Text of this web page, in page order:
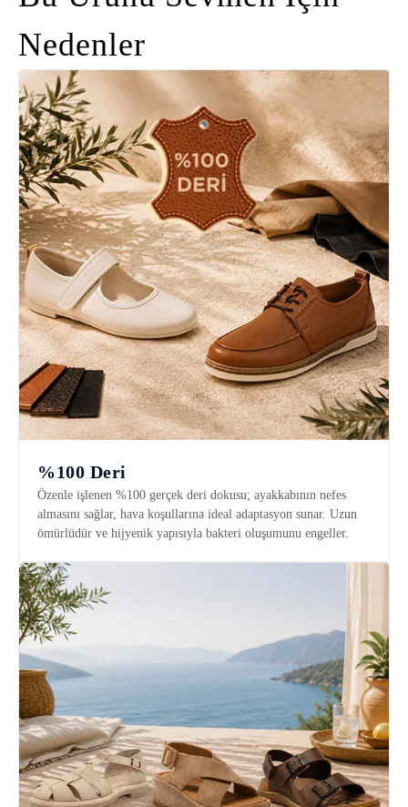
Nedenler
%100 Deri
Özenle işlenen %100 gerçek deri dokusu; ayakkabının nefes
almasını sağlar, hava koşullarına ideal adaptasyon sunar. Uzun
ömürlüdür ve hijyenik yapısıyla bakteri oluşumunu engeller.